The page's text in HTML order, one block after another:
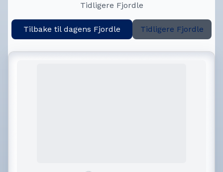
Tidligere Fjordle
Tilbake til dagens Fjordle Tidligere Fjordle